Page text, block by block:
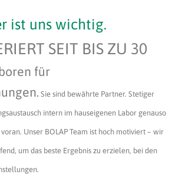
ist uns wichtig.
SEIT BIS ZU 30
für
Sie sind bewährte Partner. Stetiger
intern im hauseigenen Labor genauso
Unser BOLAP Team ist hoch motiviert – wir
um das beste Ergebnis zu erzielen, bei den